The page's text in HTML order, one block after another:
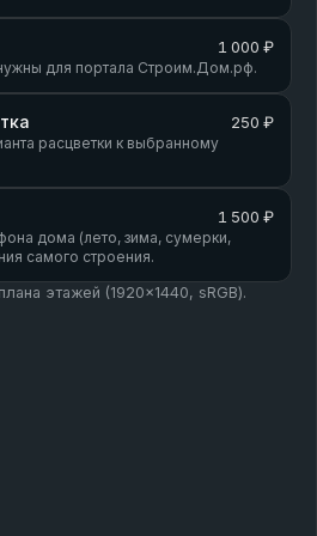
1 000 ₽
для портала Строим.Дом.рф.
250 ₽
расцветки к выбранному
1 500 ₽
дома (лето, зима, сумерки,
самого строения.
этажей (1920×1440, sRGB).